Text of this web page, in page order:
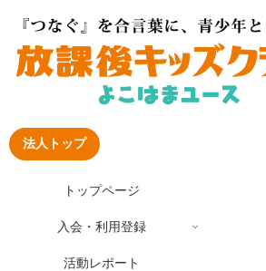
法人トップ
トップページ
入会・利用登録
活動レポート